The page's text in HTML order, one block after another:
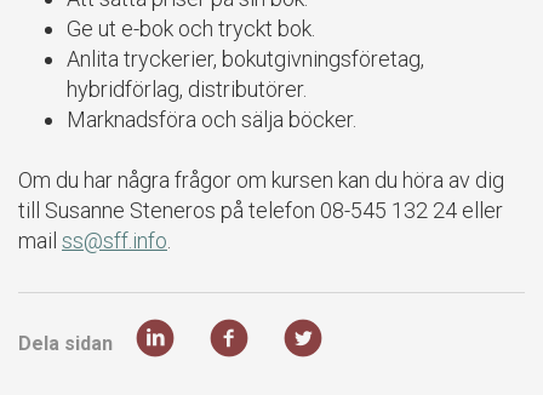
Ge ut e-bok och tryckt bok.
Anlita tryckerier, bokutgivningsföretag,
hybridförlag, distributörer.
Marknadsföra och sälja böcker.
Om du har några frågor om kursen kan du höra av dig
till Susanne Steneros på telefon 08-545 132 24 eller
mail ss@sff.info
Dela sidan